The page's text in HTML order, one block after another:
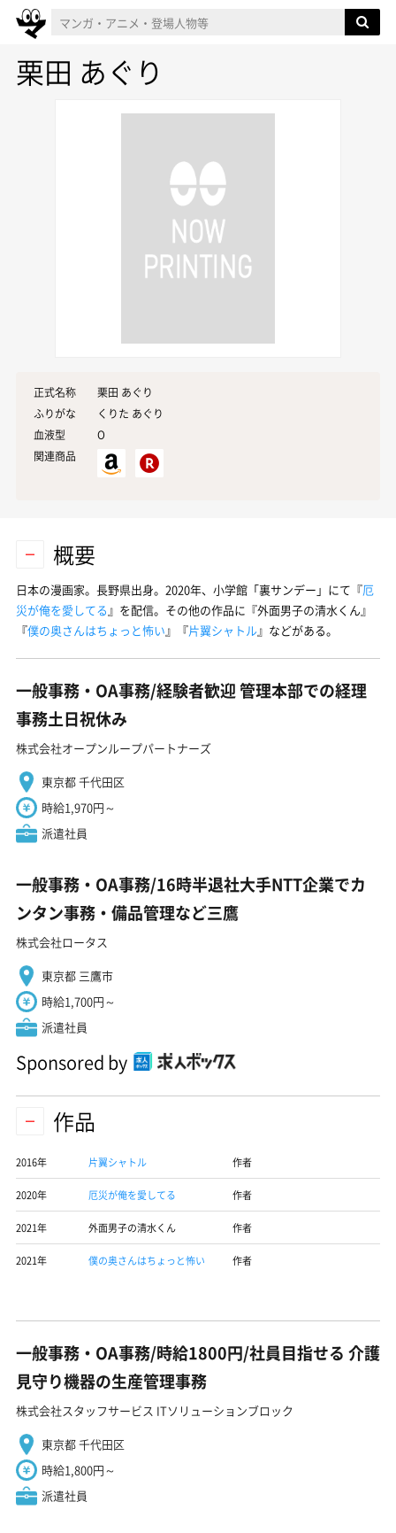
栗田 あぐり
正式名称
栗田 あぐり
ふりがな
くりた あぐり
血液型
O
関連商品
概要
日本の漫画家。長野県出身。2020年、小学館「裏サンデー」にて『厄
災が俺を愛してる』を配信。その他の作品に『外面男子の清水くん』
『僕の奥さんはちょっと怖い』『片翼シャトル』などがある。
一般事務・OA事務/経験者歓迎 管理本部での経理
事務土日祝休み
株式会社オープンループパートナーズ
東京都 千代田区
時給1,970円～
派遣社員
一般事務・OA事務/16時半退社大手NTT企業でカ
ンタン事務・備品管理など三鷹
株式会社ロータス
東京都 三鷹市
時給1,700円～
派遣社員
Sponsored by
作品
2016年 片翼シャトル 作者
2020年 厄災が俺を愛してる 作者
2021年 外面男子の清水くん 作者
2021年 僕の奥さんはちょっと怖い 作者
一般事務・OA事務/時給1800円/社員目指せる 介護
見守り機器の生産管理事務
株式会社スタッフサービス ITソリューションブロック
東京都 千代田区
時給1,800円～
派遣社員